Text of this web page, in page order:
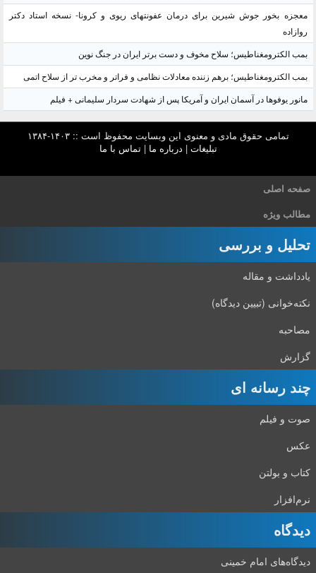
معجزه بخور جوش شیرین برای درمان عفونتهای ریوی و کرونا- نسخه استاد دکتر
روازاده
بمب الکترومغناطیس؛ سلاح مخوف و دست برتر ایران در جنگ نوین
بمب الکترومغناطیس؛ برهم زننده معادلات نظامی و فراتر و مخرب تر از سلاح اتمی
مانور یوفوها در آسمان ایران و آمریکا پس از شهادت سردار سلیمانی + فیلم
تمامی حقوق مادی و معنوی این وبسایت محفوظ است :: ۱۴۰۳-۱۳۸۴
تبلیغات | درباره ما |تماس با ما
صفحه اصلی
مطالب ویژه
تحلیل و بررسی
یادداشت و مقاله
نکته‌خوانی (تبیین دیدگاه)
مصاحبه
گزارش
چند رسانه ای
صوت و فیلم
عکس
کتاب و بولتن
نرم‌افزار
دیدگاه‌
دیدگاه‌های امام خمینی